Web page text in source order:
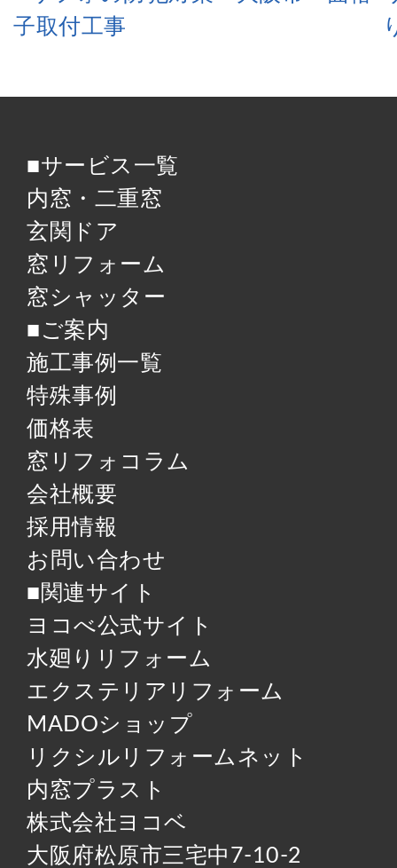
子取付工事
■サービス一覧
内窓・二重窓
玄関ドア
窓リフォーム
窓シャッター
■ご案内
施工事例一覧
特殊事例
価格表
窓リフォコラム
会社概要
採用情報
お問い合わせ
■関連サイト
ヨコべ公式サイト
水廻りリフォーム
エクステリアリフォーム
MADOショップ
リクシルリフォームネット
内窓プラスト
株式会社ヨコベ
大阪府松原市三宅中7-10-2